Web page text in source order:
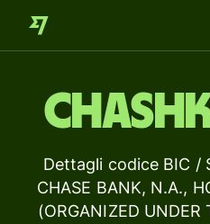
Dettagli codice BIC /
CHASE BANK, N.A.,
(ORGANIZED UNDER